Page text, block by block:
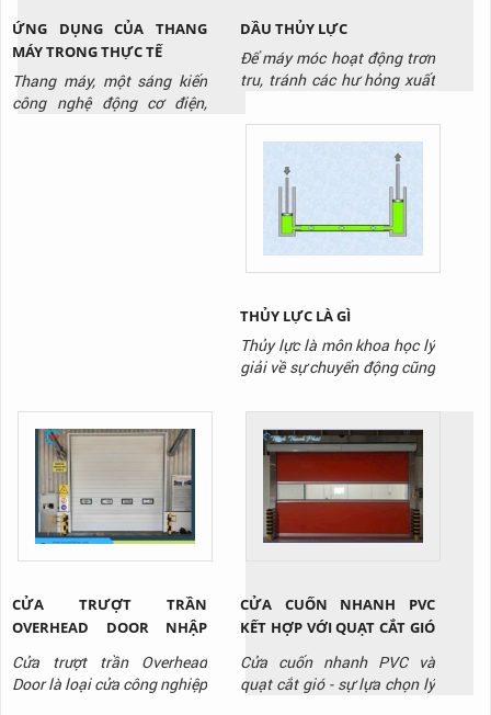
ỨNG DỤNG CỦA THANG
MÁY TRONG THỰC TẾ
Thang máy, một sáng kiến
công nghệ động cơ điện,
DẦU THỦY LỰC
Để máy móc hoạt động trơn
tru, tránh các hư hỏng xuất
lực. Đây là loại dầu chuyên
dụng thường thấy tại kho
xưởng, cơ sở sản xuất. Tuy
nhiên không phải loại dầu
nào cũng phù hợp với thiết
bị của bạn
THỦY LỰC LÀ GÌ
Thủy lực là môn khoa học lý
giải về sự chuyển động cũng
chất lỏng tồn tại trong môi
trường giới hạn nào đó. Cụ
thể, trong môi trường thủy
lực, chất lỏng sẽ được truyền
tải nhờ lực đẩy tác dụng lên
chất lỏng.
CỬA TRƯỢT TRẦN
OVERHEAD DOOR NHẬP
KHẨU CHO NHÀ XƯỞNG
TẠI BÌNH DƯƠNG
Cửa trượt trần Overhead
Door là loại cửa công nghiệp
CỬA CUỐN NHANH PVC
KẾT HỢP VỚI QUẠT CẮT GIÓ
- GIẢI PHÁP TỐI ƯU CHO
PHÒNG SẠCH KHO LẠNH
Cửa cuốn nhanh PVC và
quạt cắt gió - sự lựa chọn lý